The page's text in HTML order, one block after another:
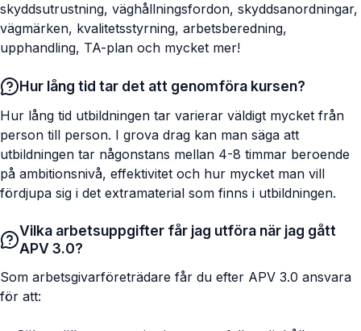
skyddsutrustning, väghållningsfordon, skyddsanordningar,
vägmärken, kvalitetsstyrning, arbetsberedning,
upphandling, TA-plan och mycket mer!
Hur lång tid tar det att genomföra kursen?
Hur lång tid utbildningen tar varierar väldigt mycket från
person till person. I grova drag kan man säga att
utbildningen tar någonstans mellan 4-8 timmar beroende
på ambitionsnivå, effektivitet och hur mycket man vill
fördjupa sig i det extramaterial som finns i utbildningen.
Vilka arbetsuppgifter får jag utföra när jag gått
APV 3.0?
Som arbetsgivarföreträdare får du efter APV 3.0 ansvara
för att: